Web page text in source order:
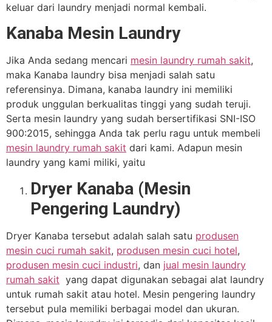
keluar dari laundry menjadi normal kembali.
Kanaba Mesin Laundry
Jika Anda sedang mencari mesin laundry rumah sakit,
maka Kanaba laundry bisa menjadi salah satu
referensinya. Dimana, kanaba laundry ini memiliki
produk unggulan berkualitas tinggi yang sudah teruji.
Serta mesin laundry yang sudah bersertifikasi SNI-ISO
900:2015, sehingga Anda tak perlu ragu untuk membeli
mesin laundry rumah sakit dari kami. Adapun mesin
laundry yang kami miliki, yaitu
Dryer Kanaba (Mesin
Pengering Laundry)
Dryer Kanaba tersebut adalah salah satu produsen
mesin cuci rumah sakit, produsen mesin cuci hotel,
produsen mesin cuci industri, dan jual mesin laundry
rumah sakit yang dapat digunakan sebagai alat laundry
untuk rumah sakit atau hotel. Mesin pengering laundry
tersebut pula memiliki berbagai model dan ukuran.